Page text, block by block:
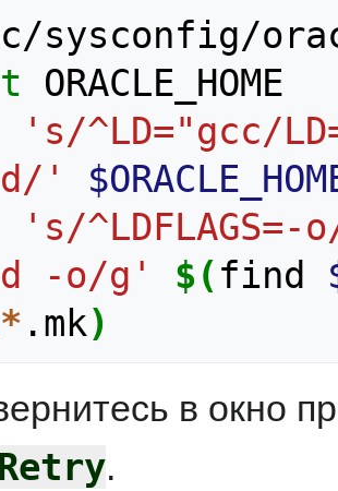
ORACLE_HOME
's/^LD="gcc/
'
's/^LDFLAGS=-
-o/g'
$(find
.mk)
в окно
Retry.